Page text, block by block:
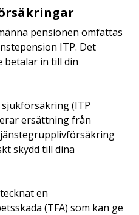
pensionen omfattas
ITP. Det
betalar in till din
(ITP
ersättning från
skydd till dina
en
(TFA) som kan ge